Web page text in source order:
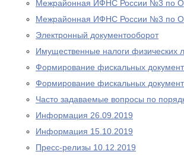
Межрайонная ИФНС России №3 по
Межрайонная ИФНС России №3 по
Электронный документооборот
Имущественные налоги физических
Формирование фискальных
Формирование фискальных
Часто задаваемые вопросы по
Информация 26.09.2019
Информация 15.10.2019
Пресс-релизы 10.12.2019